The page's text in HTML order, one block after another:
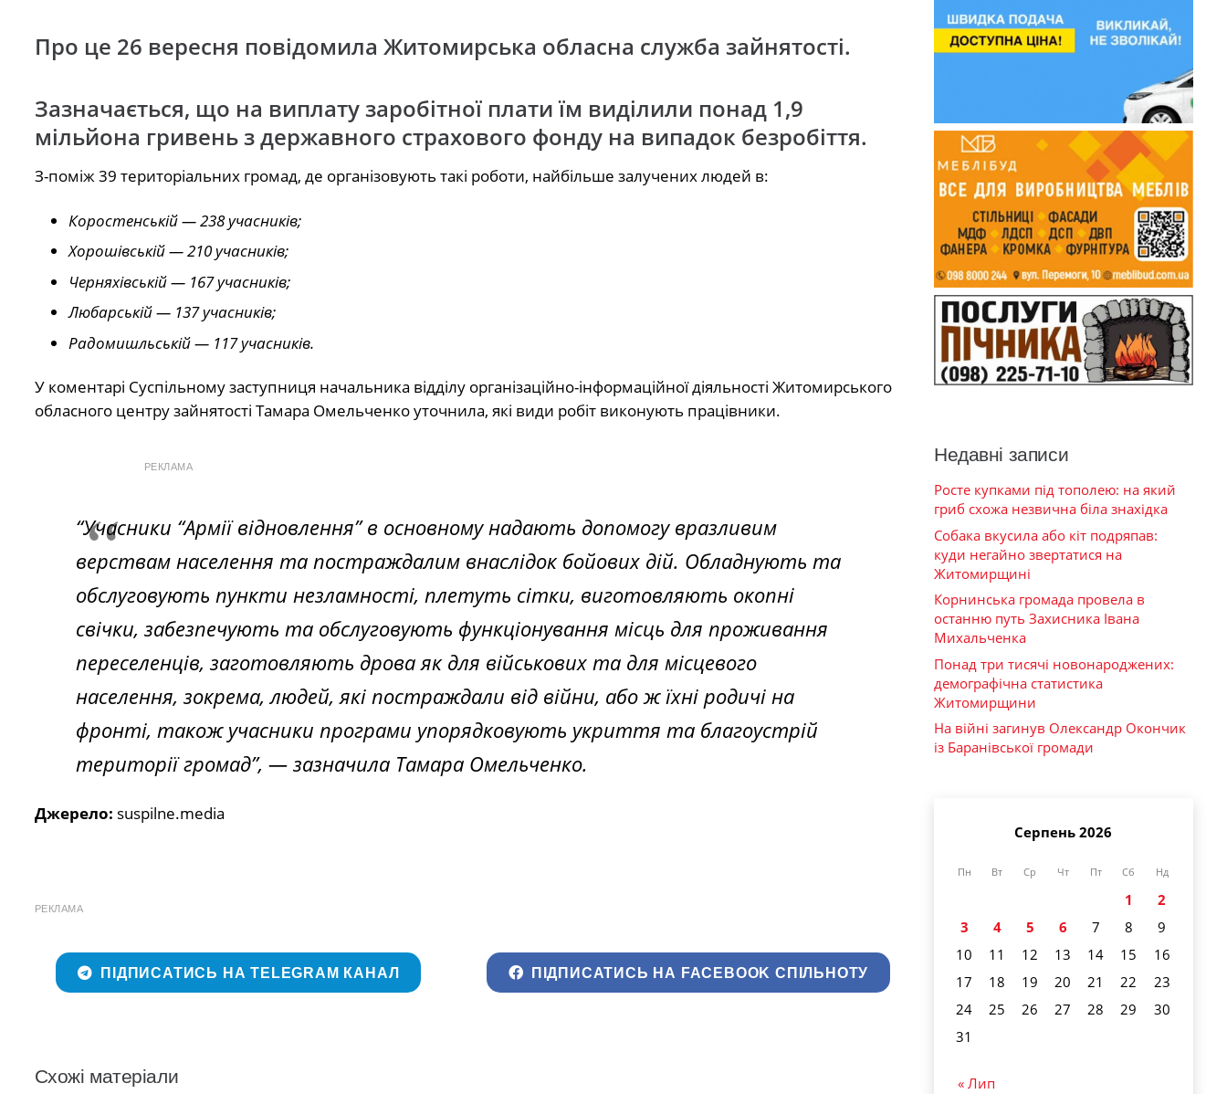
Про це 26 вересня повідомила Житомирська обласна служба зайнятості.
Зазначається, що на виплату заробітної плати їм виділили понад 1,9
мільйона гривень з державного страхового фонду на випадок безробіття.
З-поміж 39 територіальних громад, де організовують такі роботи, найбільше залучених людей в:
Коростенській — 238 учасників;
Хорошівській — 210 учасників;
Черняхівській — 167 учасників;
Любарській — 137 учасників;
Радомишльській — 117 учасників.
У коментарі Суспільному заступниця начальника відділу організаційно-інформаційної діяльності Житомирського
обласного центру зайнятості Тамара Омельченко уточнила, які види робіт виконують працівники.
РЕКЛАМА
“Учасники “Армії відновлення” в основному надають допомогу вразливим
верствам населення та постраждалим внаслідок бойових дій. Обладнують та
обслуговують пункти незламності, плетуть сітки, виготовляють окопні
свічки, забезпечують та обслуговують функціонування місць для проживання
переселенців, заготовляють дрова як для військових та для місцевого
населення, зокрема, людей, які постраждали від війни, або ж їхні родичі на
фронті, також учасники програми упорядковують укриття та благоустрій
території громад”, — зазначила Тамара Омельченко.
Джерело: suspilne.media
РЕКЛАМА
ПІДПИСАТИСЬ НА TELEGRAM КАНАЛ ПІДПИСАТИСЬ НА FACEBOOK СПІЛЬНОТУ
Схожі матеріали
Недавні записи
Росте купками під тополею: на який
гриб схожа незвична біла знахідка
Собака вкусила або кіт подряпав:
куди негайно звертатися на
Житомирщині
Корнинська громада провела в
останню путь Захисника Івана
Михальченка
Понад три тисячі новонароджених:
демографічна статистика
Житомирщини
На війні загинув Олександр Окончик
із Баранівської громади
Серпень 2026
Пн Вт Ср Чт Пт Сб Нд
1
2
3
4 5 6 7 8
9
10
11 12 13 14 15
16
17
18 19 20 21 22
23
24
25 26 27 28 29
30
31
« Лип